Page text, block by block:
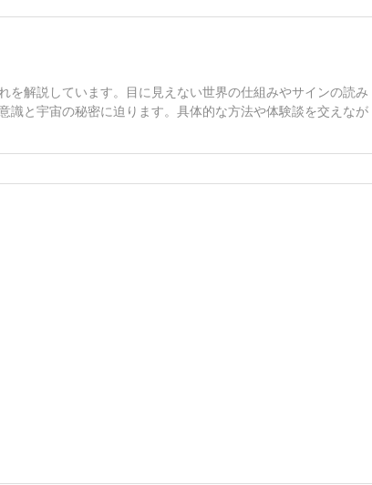
を解説しています。目に見えない世界の仕組みやサインの読み
識と宇宙の秘密に迫ります。具体的な方法や体験談を交えなが